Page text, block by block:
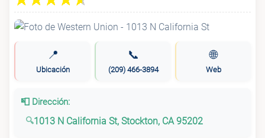
📍
Ubicación
📞
(209) 466-3894
🌐
Web
📮 Dirección:
1013 N California St, Stockton, CA 95202